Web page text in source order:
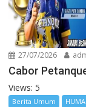
27/07/2026
Cabor
Views: 5
Berita Umum